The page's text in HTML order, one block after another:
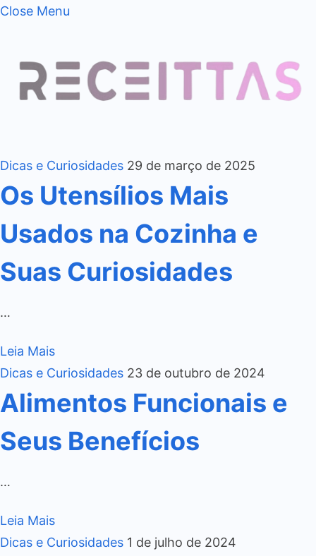
Close Menu
Dicas e Curiosidades 29 de março de 2025
Os Utensílios Mais
Usados na Cozinha e
Suas Curiosidades
…
Leia Mais
Dicas e Curiosidades 23 de outubro de 2024
Alimentos Funcionais e
Seus Benefícios
…
Leia Mais
Dicas e Curiosidades 1 de julho de 2024